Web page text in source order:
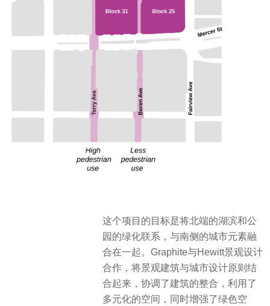
这个项目的目标是将北端的湖滨和公
园的绿化联系，与南侧的城市元素融
合在一起。Graphite与Hewitt景观设计
合作，将景观建筑与城市设计原则结
合起来，协调了建筑的整合，利用了
多元化的空间，同时增强了绿色空